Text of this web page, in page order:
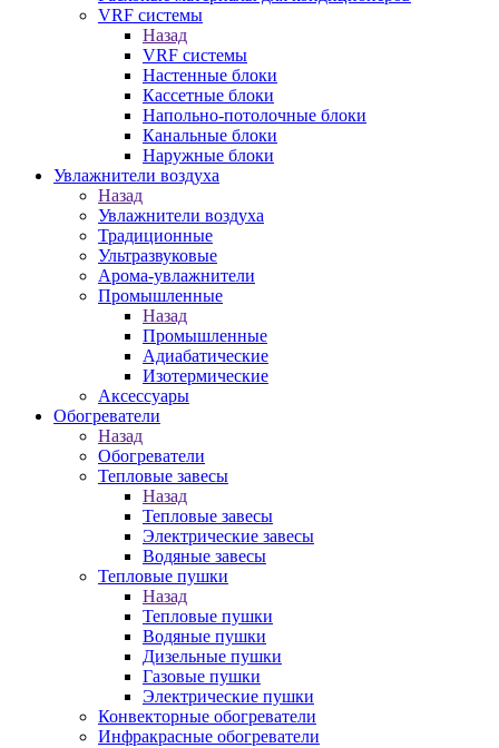
VRF системы
Назад
VRF системы
Настенные блоки
Кассетные блоки
Напольно-потолочные блоки
Канальные блоки
Наружные блоки
Увлажнители воздуха
Назад
Увлажнители воздуха
Традиционные
Ультразвуковые
Арома-увлажнители
Промышленныe
Назад
Промышленныe
Адиабатические
Изотермические
Аксессуары
Обогреватели
Назад
Обогреватели
Тепловые завесы
Назад
Тепловые завесы
Электрические завесы
Водяные завесы
Тепловые пушки
Назад
Тепловые пушки
Водяные пушки
Дизельные пушки
Газовые пушки
Электрические пушки
Конвекторные обогреватели
Инфракрасные обогреватели